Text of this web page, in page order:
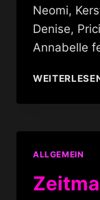
Neomi,
Denise,
Annabelle
ALLGEMEIN